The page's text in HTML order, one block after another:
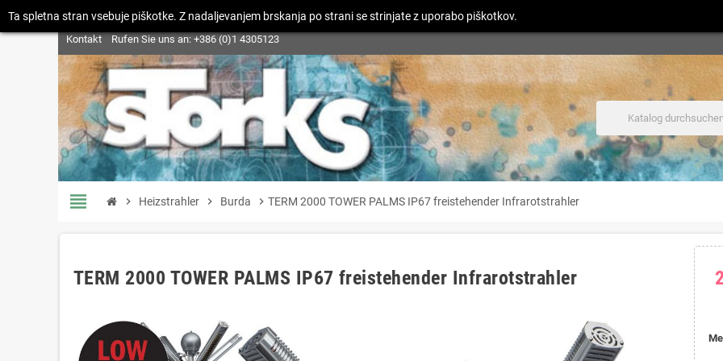
Kontakt Rufen Sie uns an: +386 (0)1 4305123
view_headline chevron_right Heizstrahler chevron_right Burda chevron_right TERM 2000 TOWER PALMS IP67 freistehender Infrarotstrahler
TERM 2000 TOWER PALMS IP67 freistehender Infrarotstrahler
Ta spletna stran vsebuje piškotke. Z nadaljevanjem brskanja po strani se strinjate z uporabo piškotkov.